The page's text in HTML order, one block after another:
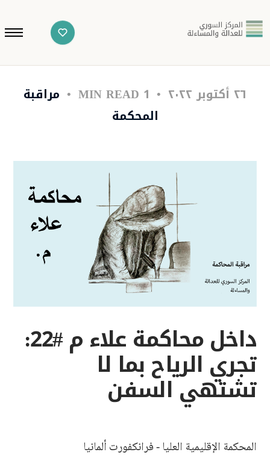
٢٦ أكتوبر ٢٠٢٢
مراقبة
المحكمة
داخل محاكمة علاء م #22:
تجري الرياح بما لا
تشتهي السفن
المحكمة الإقليمية العليا - فرانكفورت ألمانيا